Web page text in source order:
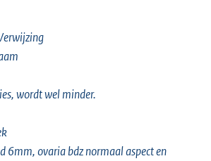
wordt wel minder.
6mm, ovaria bdz normaal aspect en